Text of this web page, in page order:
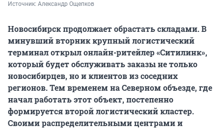
Источник: Александр Ощепков
Новосибирск продолжает обрастать складами. В
минувший вторник крупный логистический
терминал открыл онлайн-ритейлер «Ситилинк»,
который будет обслуживать заказы не только
новосибирцев, но и клиентов из соседних
регионов. Тем временем на Северном объезде, где
начал работать этот объект, постепенно
формируется второй логистический кластер.
Своими распределительными центрами и